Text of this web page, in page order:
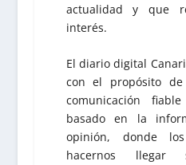
actualidad y que
interés.
El diario digital
con el propósito
comunicación
basado en la
opinión, donde
hacernos llegar